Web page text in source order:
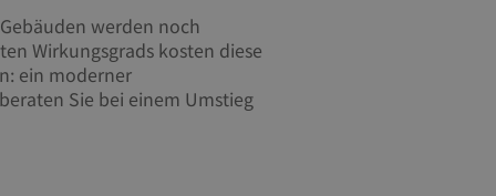
werden noch
Wirkungsgrads kosten diese
ein moderner
Sie bei einem Umstieg